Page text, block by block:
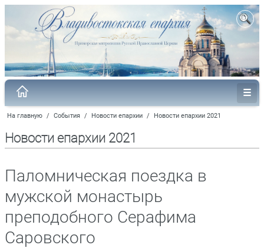
На главную / События / Новости епархии / Новости епархии 2021
Новости епархии 2021
Паломническая поездка в
мужской монастырь
преподобного Серафима
Саровского